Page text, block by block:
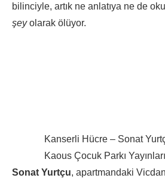
bilinciyle, artık ne anlatıya ne de
şeyolarak ölüyor.
Kanserli Hücre – Sonat
Kaous Çocuk Parkı
Sonat Yurtçu, apartmandaki